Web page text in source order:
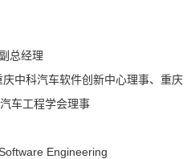
总经理
中科汽车软件创新中心理事、重庆
车工程学会理事
Engineering